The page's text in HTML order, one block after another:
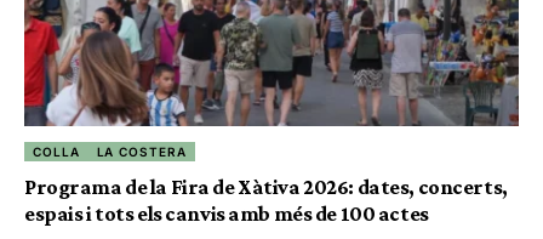
COLLA LA COSTERA
Programa de la Fira de Xàtiva 2026: dates, concerts,
espais i tots els canvis amb més de 100 actes